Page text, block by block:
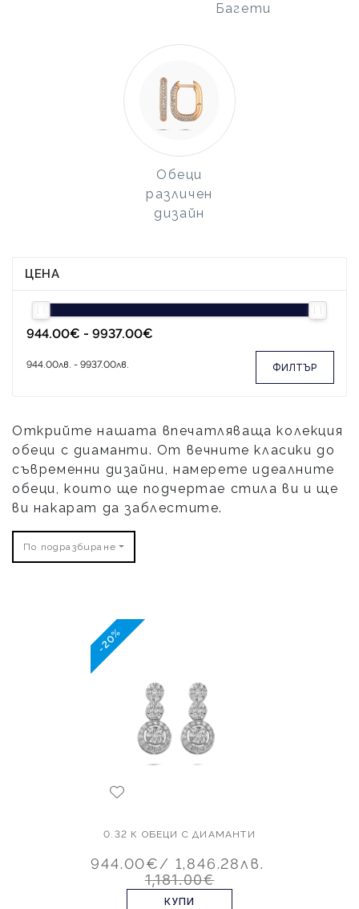
Багети
Обеци
различен
дизайн
ЦЕНА
ФИЛТЪР
Открийте нашата впечатляваща колекция
обеци с диаманти. От вечните класики до
съвременни дизайни, намерете идеалните
обеци, които ще подчертае стила ви и ще
ви накарат да заблестите.
По подразбиране
-20%
0.32 К ОБЕЦИ С ДИАМАНТИ
944.00€/ 1,846.28лв.
1,181.00€
КУПИ